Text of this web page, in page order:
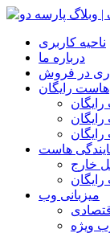
ناحیه کاربری
درباره ما
در فروش
هاست رایگان
هاست
خارج
میزبانی وب
ویژه